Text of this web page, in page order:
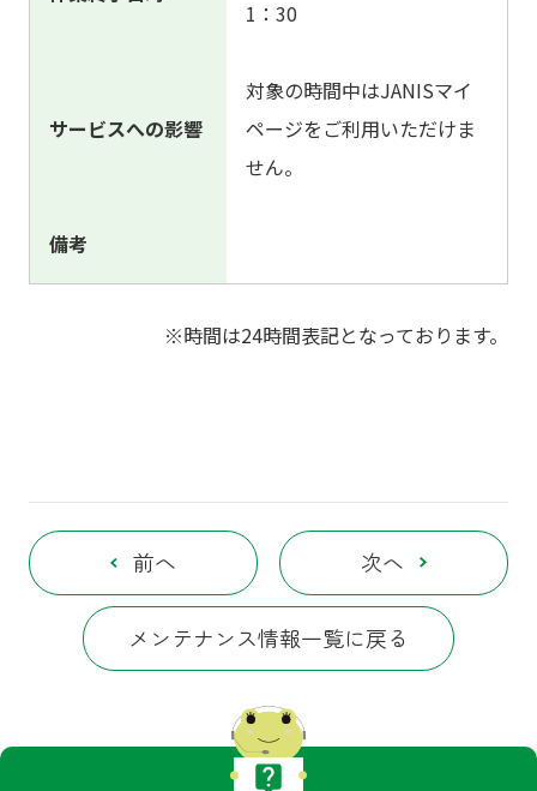
1：30
サービスへの影響
対象の時間中はJANISマイ
ページをご利用いただけま
せん。
備考
※時間は24時間表記となっております。
前へ
メンテナンス情報一覧に戻る
次へ